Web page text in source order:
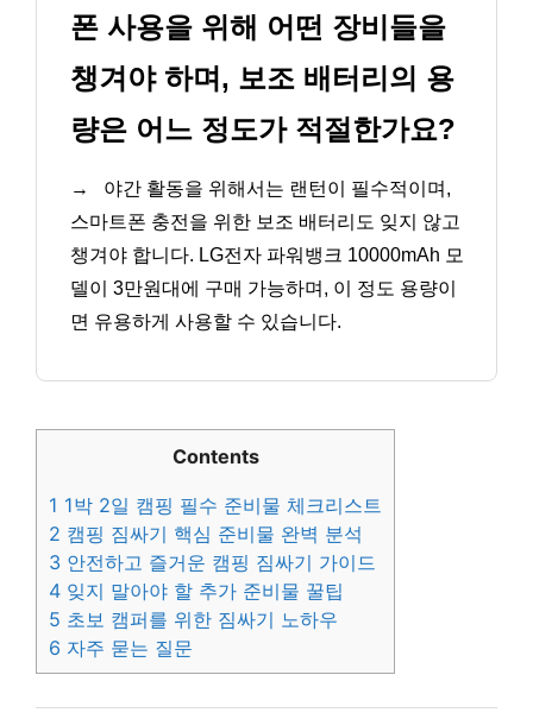
폰 사용을 위해 어떤 장비들을
챙겨야 하며, 보조 배터리의 용
량은 어느 정도가 적절한가요?
→
야간 활동을 위해서는 랜턴이 필수적이며,
스마트폰 충전을 위한 보조 배터리도 잊지 않고
챙겨야 합니다. LG전자 파워뱅크 10000mAh 모
델이 3만원대에 구매 가능하며, 이 정도 용량이
면 유용하게 사용할 수 있습니다.
Contents
1 1박 2일 캠핑 필수 준비물 체크리스트
2 캠핑 짐싸기 핵심 준비물 완벽 분석
3 안전하고 즐거운 캠핑 짐싸기 가이드
4 잊지 말아야 할 추가 준비물 꿀팁
5 초보 캠퍼를 위한 짐싸기 노하우
6 자주 묻는 질문